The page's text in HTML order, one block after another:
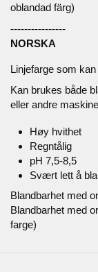
oblandad färg)
----------------
NORSKA
Linjefarge som
Kan brukes både
eller andre
Høy hvithet
Regntålig
pH 7,5-8,5
Svært lett å
Blandbarhet med
Blandbarhet med
farge)